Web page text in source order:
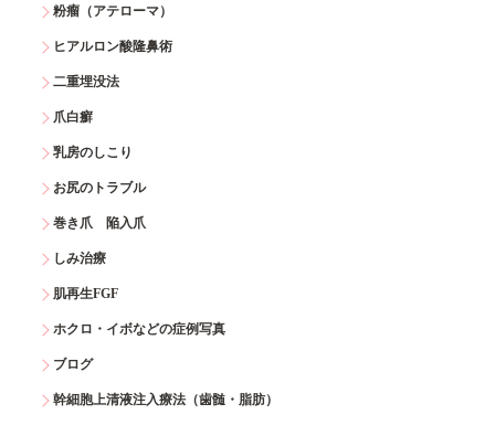
粉瘤（アテローマ）
ヒアルロン酸隆鼻術
二重埋没法
爪白癬
乳房のしこり
お尻のトラブル
巻き爪 陥入爪
しみ治療
肌再生FGF
ホクロ・イボなどの症例写真
ブログ
幹細胞上清液注入療法（歯髄・脂肪）